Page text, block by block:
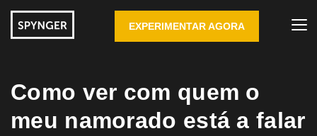
EXPERIMENTAR AGORA
Como ver com quem o
meu namorado está a falar